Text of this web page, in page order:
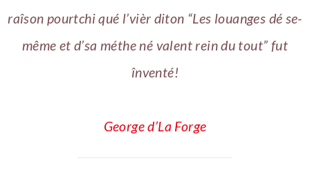
raîson pourtchi qué l’vièr diton “Les louanges dé se-
même et d’sa méthe né valent rein du tout” fut
înventé!
George d’La Forge